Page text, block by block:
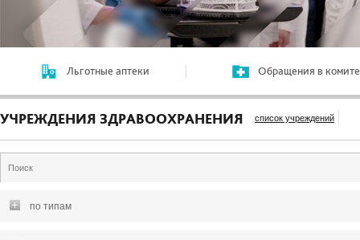
Льготные аптеки Обращения в
УЧРЕЖДЕНИЯ ЗДРАВООХРАНЕНИЯ список учреждений
по типам